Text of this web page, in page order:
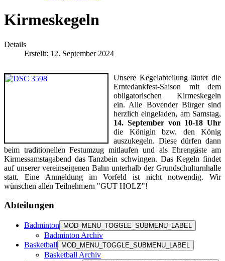
Kirmeskegeln
Details
Erstellt: 12. September 2024
Unsere Kegelabteilung läutet die
Erntedankfest-Saison mit dem
obligatorischen Kirmeskegeln
ein. Alle Bovender Bürger sind
herzlich eingeladen, am Samstag,
14. September von 10-18 Uhr
die Königin bzw. den König
auszukegeln. Diese dürfen dann
beim traditionellen Festumzug mitlaufen und als Ehrengäste am
Kirmessamstagabend das Tanzbein schwingen. Das Kegeln findet
auf unserer vereinseigenen Bahn unterhalb der Grundschulturnhalle
statt. Eine Anmeldung im Vorfeld ist nicht notwendig. Wir
wünschen allen Teilnehmern "GUT HOLZ"!
Abteilungen
Badminton MOD_MENU_TOGGLE_SUBMENU_LABEL
Badminton Archiv
Basketball
MOD_MENU_TOGGLE_SUBMENU_LABEL
Basketball Archiv